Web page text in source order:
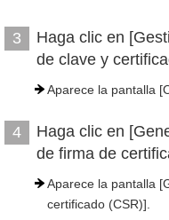
3 Haga clic en
de clave y
Aparece la pantalla
4 Haga clic en
de firma de
Aparece la pantalla
certificado (CSR)].